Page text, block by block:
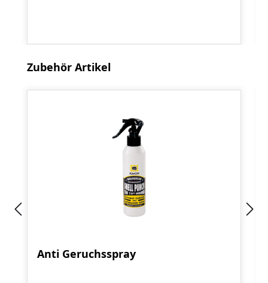
Produktgalerie überspringen
Zubehör Artikel
Anti Geruchsspray